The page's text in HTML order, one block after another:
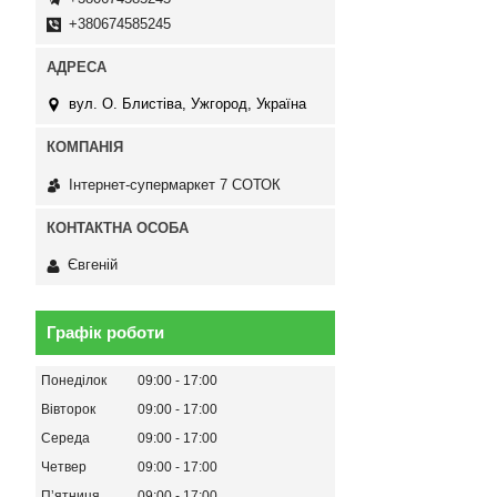
+380674585245
вул. О. Блистіва, Ужгород, Україна
Інтернет-супермаркет 7 СОТОК
Євгеній
Графік роботи
Понеділок 09:00
17:00
Вівторок
09:00
17:00
Середа
09:00
17:00
Четвер
09:00
17:00